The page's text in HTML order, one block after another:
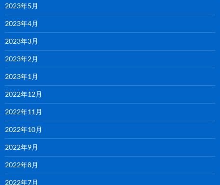
2023年5月
2023年4月
2023年3月
2023年2月
2023年1月
2022年12月
2022年11月
2022年10月
2022年9月
2022年8月
2022年7月